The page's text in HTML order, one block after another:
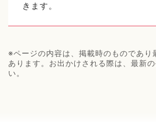
きます。
※ページの内容は、掲載時のものであり
あります。お出かけされる際は、最新
い。